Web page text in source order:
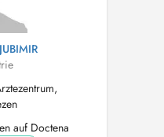
auf Doctena